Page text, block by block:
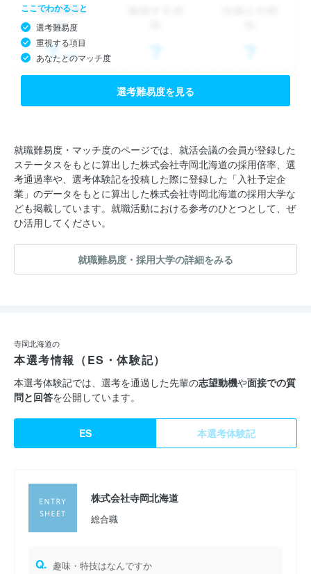
ここでわかること
選考難易度
重視する項目
あなたとのマッチ度
選考難易度を見る
就職難易度・マッチ度のページでは、就活会議の会員が登録した
ステータスをもとに算出した株式会社寺岡北海道の採用倍率、選
考通過率や、選考体験記を投稿した際に登録した「入社予定企
業」のデータをもとに算出した株式会社寺岡北海道の採用大学な
ども掲載しています。就職活動における参考のひとつとして、ぜ
ひ活用してください。
就職難易度・採用大学の詳細をみる
寺岡北海道の
本選考情報（ES・体験記）
本選考体験記では、選考を通過した先輩の志望動機や面接での質
問と回答を公開しています。
ES 本選考体験記
株式会社寺岡北海道
総合職
Q. 趣味・特技はなんですか